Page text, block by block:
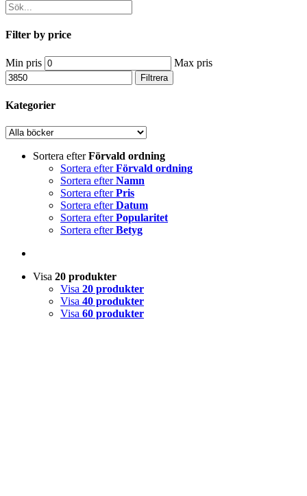
Filter by price
Min pris Max pris
Filtrera
Kategorier
Sortera efterFörvald ordning
Sortera efterFörvald ordning
Sortera efterNamn
Sortera efterPris
Sortera efterDatum
Sortera efterPopularitet
Sortera efterBetyg
Visa 20 produkter
Visa 20 produkter
Visa 40 produkter
Visa 60 produkter